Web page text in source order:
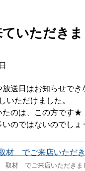
いただき
放送日はお知らせでき
いただけました。
たのは、この方です★
のではないのでしょ
取材 でご来店いただきま